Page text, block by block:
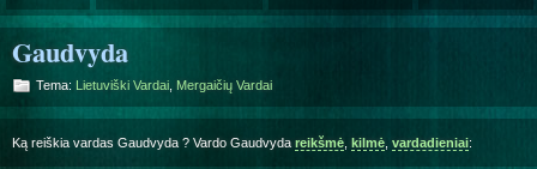
Gaudvyda
Tema: Lietuviški Vardai Mergaičių Vardai
Ką reiškia vardas Gaudvyda ? Vardo Gaudvyda reikšmė kilmė vardadieniai: